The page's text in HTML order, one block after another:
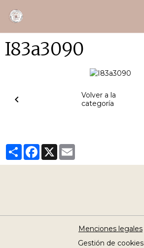
I83a3090
Volver a la
categoría
PartagerFacebook
X
Menciones legales
Gestión de cookies